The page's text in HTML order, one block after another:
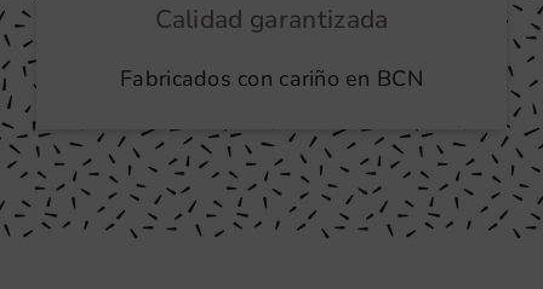
Calidad garantizada
Fabricados con cariño en BCN